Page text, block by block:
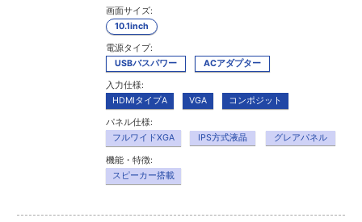
画面サイズ:
10.1inch
電源タイプ:
USBバスパワー
ACアダプター
入力仕様:
HDMIタイプA
VGA コンポジット
パネル仕様:
フルワイドXGA
IPS方式液晶 グレアパネル
機能・特徴:
スピーカー搭載